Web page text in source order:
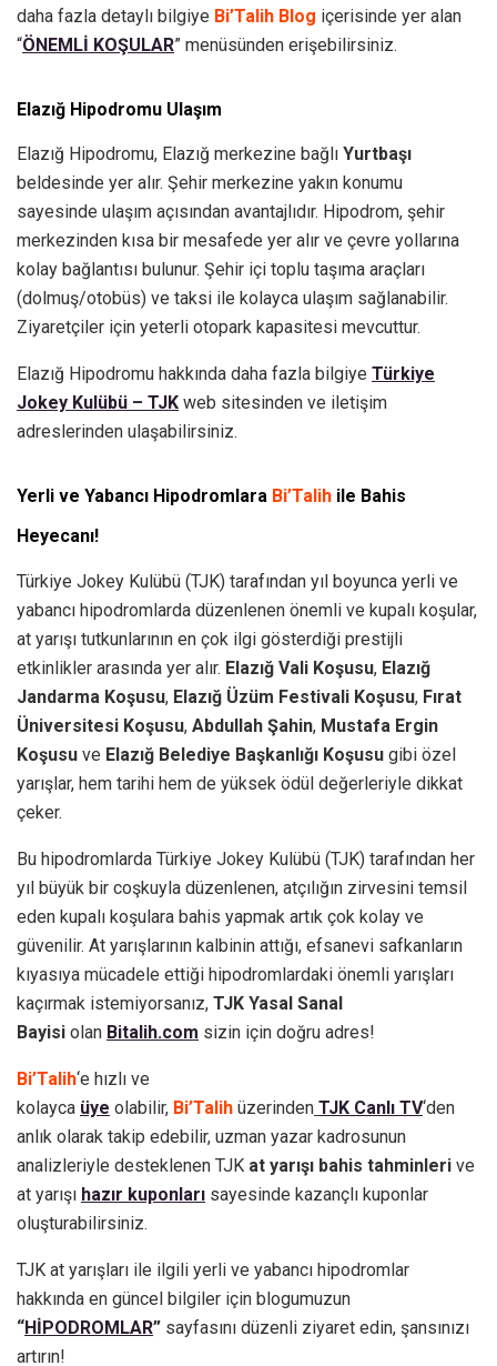
daha fazla detaylı bilgiye Bi’Talih Blog içerisinde yer alan
“ÖNEMLİ KOŞULAR” menüsünden erişebilirsiniz.
Elazığ Hipodromu Ulaşım
Elazığ Hipodromu, Elazığ merkezine bağlı Yurtbaşı
beldesinde yer alır. Şehir merkezine yakın konumu
sayesinde ulaşım açısından avantajlıdır. Hipodrom, şehir
merkezinden kısa bir mesafede yer alır ve çevre yollarına
kolay bağlantısı bulunur. Şehir içi toplu taşıma araçları
(dolmuş/otobüs) ve taksi ile kolayca ulaşım sağlanabilir.
Ziyaretçiler için yeterli otopark kapasitesi mevcuttur.
Elazığ Hipodromu hakkında daha fazla bilgiye Türkiye
Jokey Kulübü – TJK web sitesinden ve iletişim
adreslerinden ulaşabilirsiniz.
Yerli ve Yabancı Hipodromlara Bi’Talih ile Bahis
Heyecanı!
Türkiye Jokey Kulübü (TJK) tarafından yıl boyunca yerli ve
yabancı hipodromlarda düzenlenen önemli ve kupalı koşular,
at yarışı tutkunlarının en çok ilgi gösterdiği prestijli
etkinlikler arasında yer alır. Elazığ Vali Koşusu, Elazığ
Jandarma Koşusu, Elazığ Üzüm Festivali Koşusu, Fırat
Üniversitesi Koşusu, Abdullah Şahin, Mustafa Ergin
Koşusu ve Elazığ Belediye Başkanlığı Koşusu gibi özel
yarışlar, hem tarihi hem de yüksek ödül değerleriyle dikkat
çeker.
Bu hipodromlarda Türkiye Jokey Kulübü (TJK) tarafından her
yıl büyük bir coşkuyla düzenlenen, atçılığın zirvesini temsil
eden kupalı koşulara bahis yapmak artık çok kolay ve
güvenilir. At yarışlarının kalbinin attığı, efsanevi safkanların
kıyasıya mücadele ettiği hipodromlardaki önemli yarışları
kaçırmak istemiyorsanız, TJK Yasal Sanal
Bayisi olan Bitalih.com sizin için doğru adres!
Bi’Talih‘e hızlı ve
kolayca üye olabilir, Bi’Talih üzerinden TJK Canlı TV‘den
anlık olarak takip edebilir, uzman yazar kadrosunun
analizleriyle desteklenen TJK at yarışı bahis tahminleri ve
at yarışı hazır kuponları sayesinde kazançlı kuponlar
oluşturabilirsiniz.
TJK at yarışları ile ilgili yerli ve yabancı hipodromlar
hakkında en güncel bilgiler için blogumuzun
“HİPODROMLAR” sayfasını düzenli ziyaret edin, şansınızı
artırın!